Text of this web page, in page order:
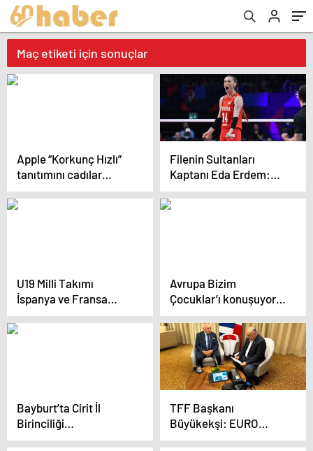
Maç etiketi için sonuçlar
Apple “Korkunç Hızlı”
tanıtımını cadılar
bayramında yapmayı
planlıyor
Filenin Sultanları
Kaptanı Eda Erdem:
Herkesin Aklında,
Hayalinde Madalya Var
U19 Milli Takımı
İspanya ve Fransa
karşısında oyunu
domine etti
Avrupa Bizim
Çocuklar’ı konuşuyor!
Manşetlerden biri
Almanları kızdıracak
Bayburt’ta Cirit İl
Birinciliği
Müsabakaları Başladı
TFF Başkanı
Büyükekşi: EURO
2024’te ilk hedefimiz